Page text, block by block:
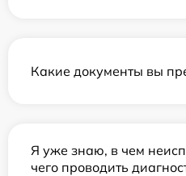
Какие документы вы
Я уже знаю, в чем
чего проводить